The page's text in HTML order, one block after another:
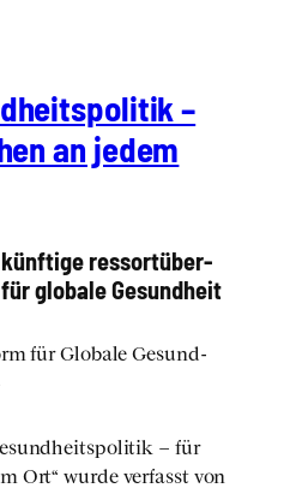
–
an jedem
künf­ti­ge res­sort­über­
glo­ba­le Gesund­heit
für Glo­ba­le Gesund­
– für
Ort“ wur­de ver­fasst von